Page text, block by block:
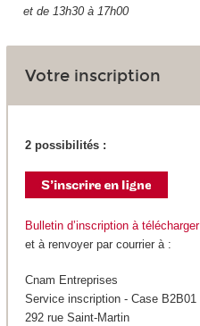
et de 13h30 à 17h00
Votre inscription
2 possibilités :
Bulletin d’inscription à télécharger
et à renvoyer par courrier à :
Cnam Entreprises
Service inscription - Case B2B01
292 rue Saint-Martin